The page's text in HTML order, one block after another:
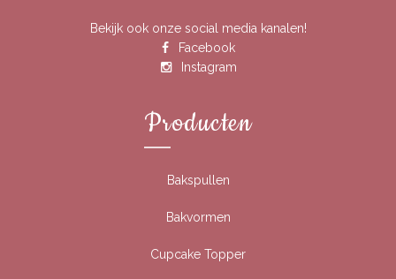
Bekijk ook onze social media kanalen!
Facebook
Instagram
Producten
Bakspullen
Bakvormen
Cupcake Topper